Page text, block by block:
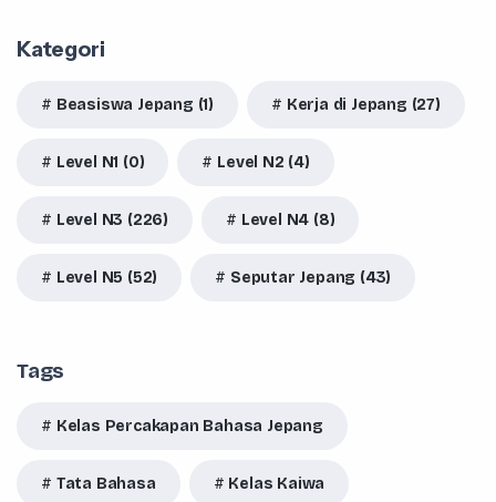
Kategori
Beasiswa Jepang (1) Kerja di Jepang (27)
Level N1 (0) Level N2 (4)
Level N3 (226) Level N4 (8)
Level N5 (52) Seputar Jepang (43)
Tags
Kelas Percakapan Bahasa Jepang
Tata Bahasa Kelas Kaiwa